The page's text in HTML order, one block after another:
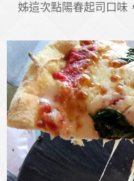
姊這次點陽春起司口味